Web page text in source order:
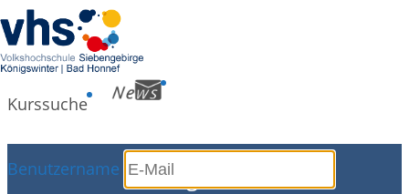
Kurssuche
Benutzername Programm